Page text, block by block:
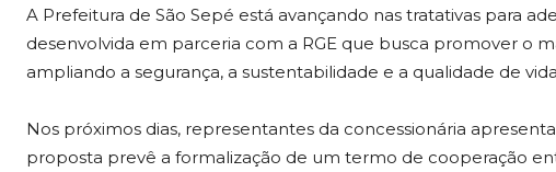
A Prefeitura de São Sepé está avançando nas tratativas para
desenvolvida em parceria com a RGE que busca promover o
ampliando a segurança, a sustentabilidade e a qualidade de
Nos próximos dias, representantes da concessionária
proposta prevê a formalização de um termo de cooperação